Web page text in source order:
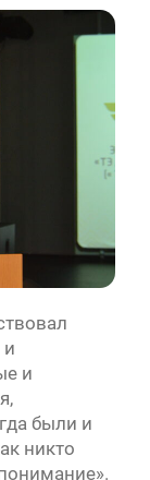
и
и
были и
никто